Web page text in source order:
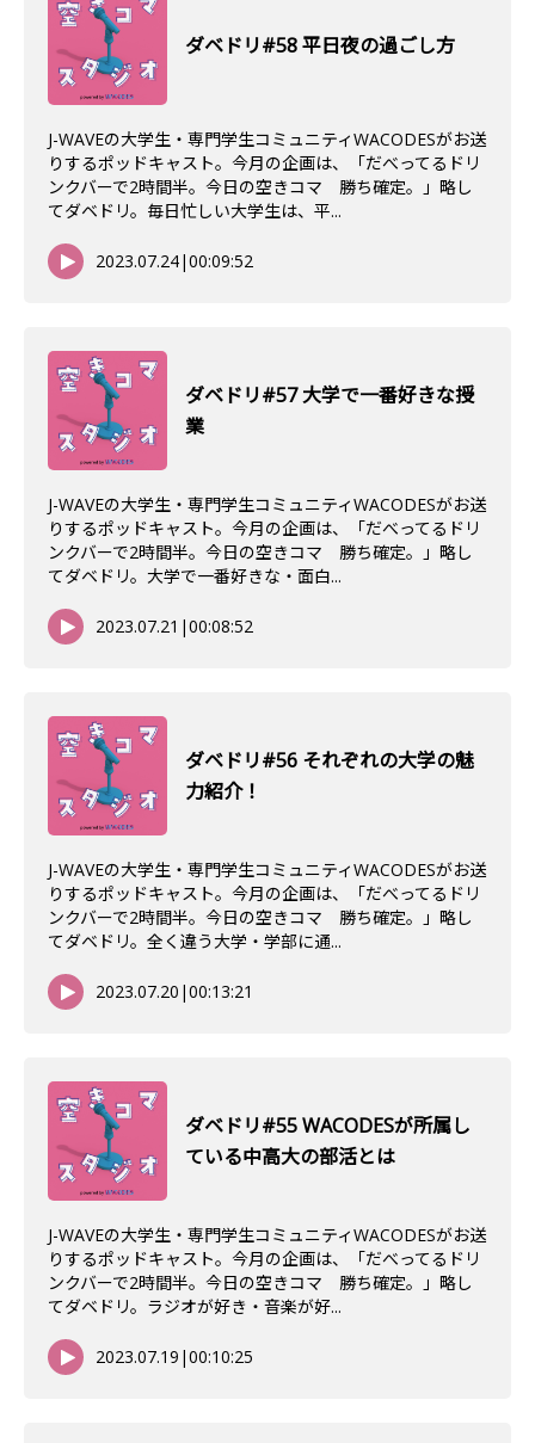
ダベドリ#58 平日夜の過ごし方
J-WAVEの大学生・専門学生コミュニティWACODESがお送
りするポッドキャスト。今月の企画は、「だべってるドリ
ンクバーで2時間半。今日の空きコマ 勝ち確定。」略し
てダベドリ。毎日忙しい大学生は、平...
2023.07.24|00:09:52
ダベドリ#57 大学で一番好きな授
業
J-WAVEの大学生・専門学生コミュニティWACODESがお送
りするポッドキャスト。今月の企画は、「だべってるドリ
ンクバーで2時間半。今日の空きコマ 勝ち確定。」略し
てダベドリ。大学で一番好きな・面白...
2023.07.21 |00:08:52
ダベドリ#56 それぞれの大学の魅
力紹介！
J-WAVEの大学生・専門学生コミュニティWACODESがお送
りするポッドキャスト。今月の企画は、「だべってるドリ
ンクバーで2時間半。今日の空きコマ 勝ち確定。」略し
てダベドリ。全く違う大学・学部に通...
2023.07.20 |00:13:21
ダベドリ#55 WACODESが所属し
ている中高大の部活とは
J-WAVEの大学生・専門学生コミュニティWACODESがお送
りするポッドキャスト。今月の企画は、「だべってるドリ
ンクバーで2時間半。今日の空きコマ 勝ち確定。」略し
てダベドリ。ラジオが好き・音楽が好...
2023.07.19 |00:10:25